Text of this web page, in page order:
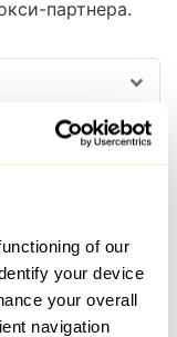
of our
your device
your overall
navigation
партнера.